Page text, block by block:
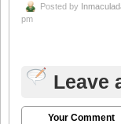
Posted by
pm
Leave
Your Comment